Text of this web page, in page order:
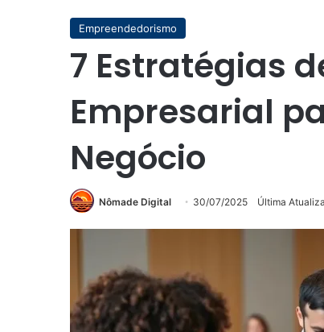
Empreendedorismo
7 Estratégias
Empresarial
Negócio
Nômade Digital 30/07/2025 Última